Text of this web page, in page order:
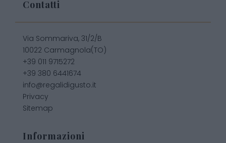
Contatti
Via Sommariva, 31/2/B
10022 Carmagnola(TO)
+39 011 9715272
+39 380 6441674
info@regalidigusto.it
Privacy
Sitemap
Informazioni